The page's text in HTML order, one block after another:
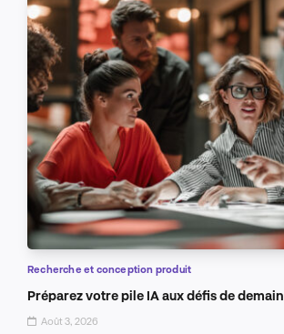
Recherche et conception produit
Préparez votre pile IA aux défis de demain
Août 3, 2026